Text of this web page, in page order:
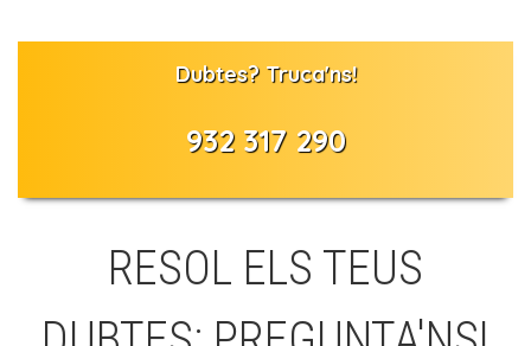
Dubtes? Truca'ns!
932 317 290
RESOL ELS TEUS